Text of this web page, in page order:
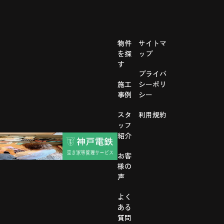
物件
を探
す
施工
事例
スタ
ッフ
紹介
お客
様の
声
よく
ある
質問
サイトマ
ップ
プライバ
シーポリ
シー
利用規約